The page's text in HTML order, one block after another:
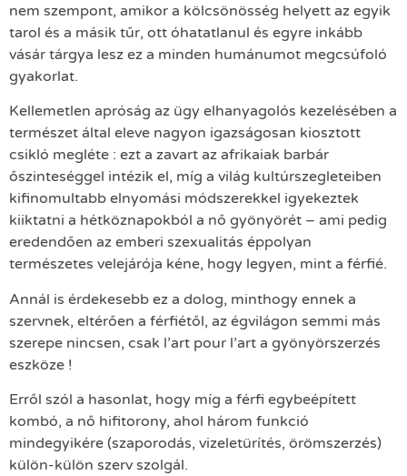
nem szempont, amikor a kölcsönösség helyett az egyik
tarol és a másik tűr, ott óhatatlanul és egyre inkább
vásár tárgya lesz ez a minden humánumot megcsúfoló
gyakorlat.
Kellemetlen apróság az ügy elhanyagolós kezelésében a
természet által eleve nagyon igazságosan kiosztott
csikló megléte : ezt a zavart az afrikaiak barbár
őszinteséggel intézik el, míg a világ kultúrszegleteiben
kifinomultabb elnyomási módszerekkel igyekeztek
kiiktatni a hétköznapokból a nő gyönyörét – ami pedig
eredendően az emberi szexualitás éppolyan
természetes velejárója kéne, hogy legyen, mint a férfié.
Annál is érdekesebb ez a dolog, minthogy ennek a
szervnek, eltérően a férfiétől, az égvilágon semmi más
szerepe nincsen, csak l’art pour l’art a gyönyörszerzés
eszköze !
Erről szól a hasonlat, hogy míg a férfi egybeépített
kombó, a nő hifitorony, ahol három funkció
mindegyikére (szaporodás, vizeletürítés, örömszerzés)
külön-külön szerv szolgál.